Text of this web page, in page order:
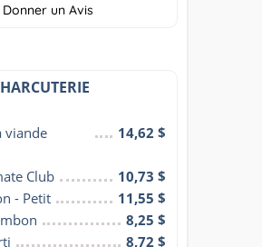
Donner un Avis
viande
14,62 $
Club
10,73 $
- Petit
11,55 $
8,25 $
8,72 $